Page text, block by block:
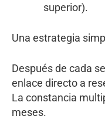
superior).
Una estrategia
Después de cada
enlace directo a
La constancia
meses.